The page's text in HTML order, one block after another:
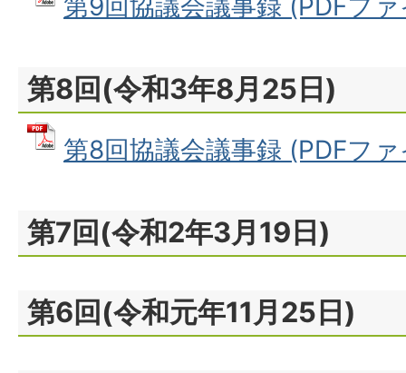
第9回協議会議事録 (PDFフ
第8回(令和3年8月25日)
第8回協議会議事録 (PDFフ
第7回(令和2年3月19日)
第6回(令和元年11月25日)